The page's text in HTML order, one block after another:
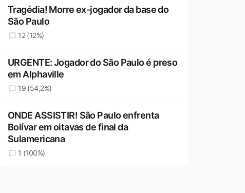
Tragédia! Morre ex-jogador da base do
São Paulo
12 (12%)
URGENTE: Jogador do São Paulo é preso
em Alphaville
19 (54,2%)
ONDE ASSISTIR! São Paulo enfrenta
Bolívar em oitavas de final da
Sulamericana
1 (100%)